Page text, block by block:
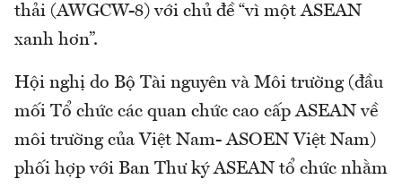
thải (AWGCW-8) với chủ đề “vì một ASEAN
xanh hơn”.
Hội nghị do Bộ Tài nguyên và Môi trường (đầu
mối Tổ chức các quan chức cao cấp ASEAN về
môi trường của Việt Nam- ASOEN Việt Nam)
phối hợp với Ban Thư ký ASEAN tổ chức nhằm